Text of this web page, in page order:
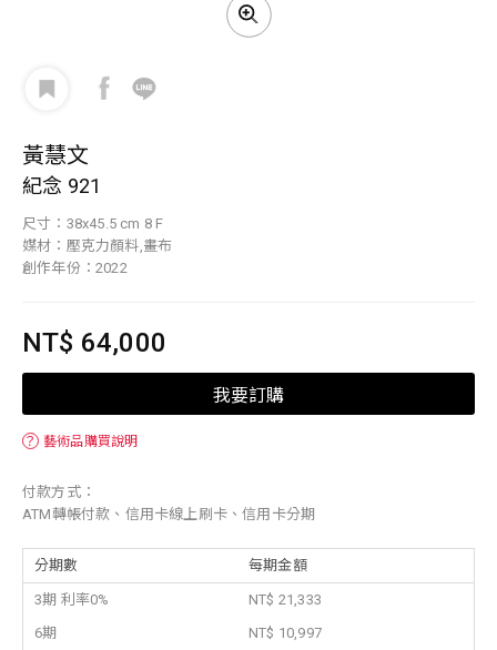
黃慧文
紀念 921
尺寸：38x45.5 cm 8 F
媒材：壓克力顏料,畫布
創作年份：2022
NT$ 64,000
我要訂購
？ 藝術品購買說明
付款方式：
ATM轉帳付款、信用卡線上刷卡、信用卡分期
分期數 每期金額
3期 利率0%
NT$ 21,333
6期
NT$ 10,997